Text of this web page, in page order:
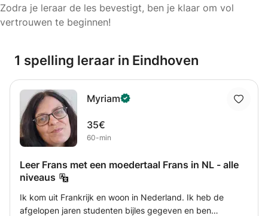
Zodra je leraar de les bevestigt, ben je klaar om vol
vertrouwen te beginnen!
1 spelling leraar in Eindhoven
Myriam
35€
60-min
Leer Frans met een moedertaal Frans in NL - alle
niveaus
Ik kom uit Frankrijk en woon in Nederland. Ik heb de
afgelopen jaren studenten bijles gegeven en ben